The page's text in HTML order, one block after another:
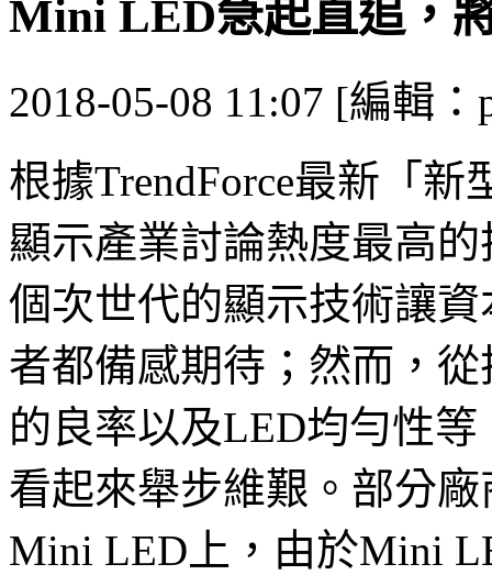
Mini LED急起直追，
2018-05-08 11:07 [編輯：
根據TrendForce最新「
顯示產業討論熱度最高
個次世代的顯示技術讓
者都備感期待；然而，
的良率以及LED均勻性
看起來舉步維艱。部分
Mini LED上，由於Mini